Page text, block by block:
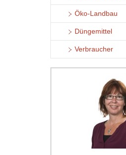
Öko-Landbau
Düngemittel
Verbraucher